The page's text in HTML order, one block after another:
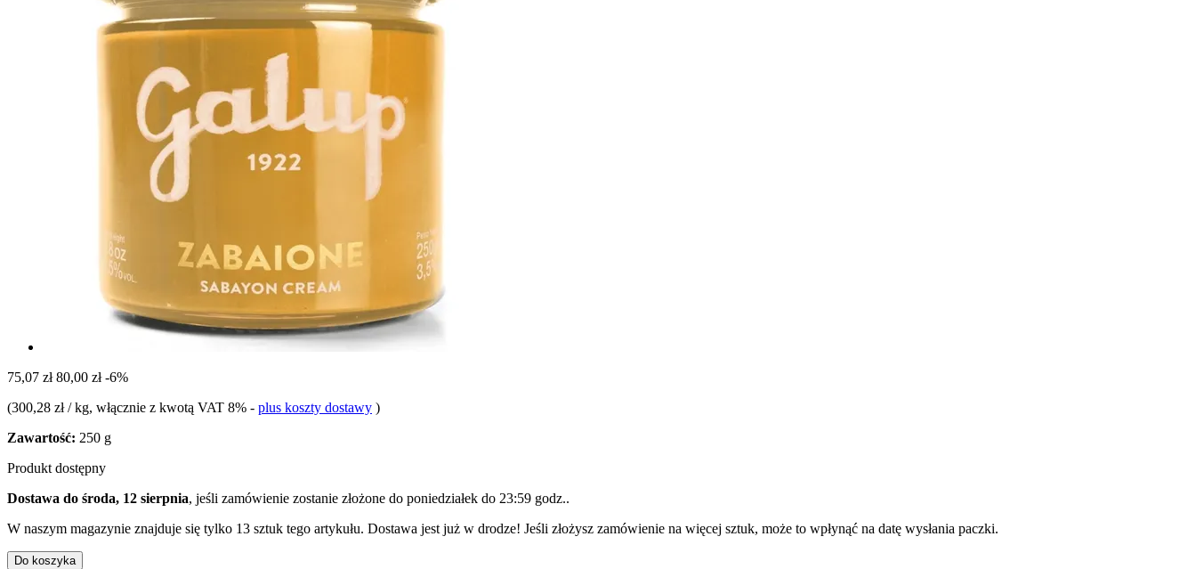
75,07 zł 80,00 zł -6%
(300,28 zł / kg, włącznie z kwotą VAT 8% - plus koszty dostawy )
Zawartość: 250 g
Produkt dostępny
Dostawa do środa, 12 sierpnia, jeśli zamówienie zostanie złożone do poniedziałek do 23:59 godz..
W naszym magazynie znajduje się tylko 13 sztuk tego artykułu. Dostawa jest już w drodze! Jeśli złożysz zamówienie na więcej sztuk, może to wpłynąć na datę wysłania paczki.
Do koszyka